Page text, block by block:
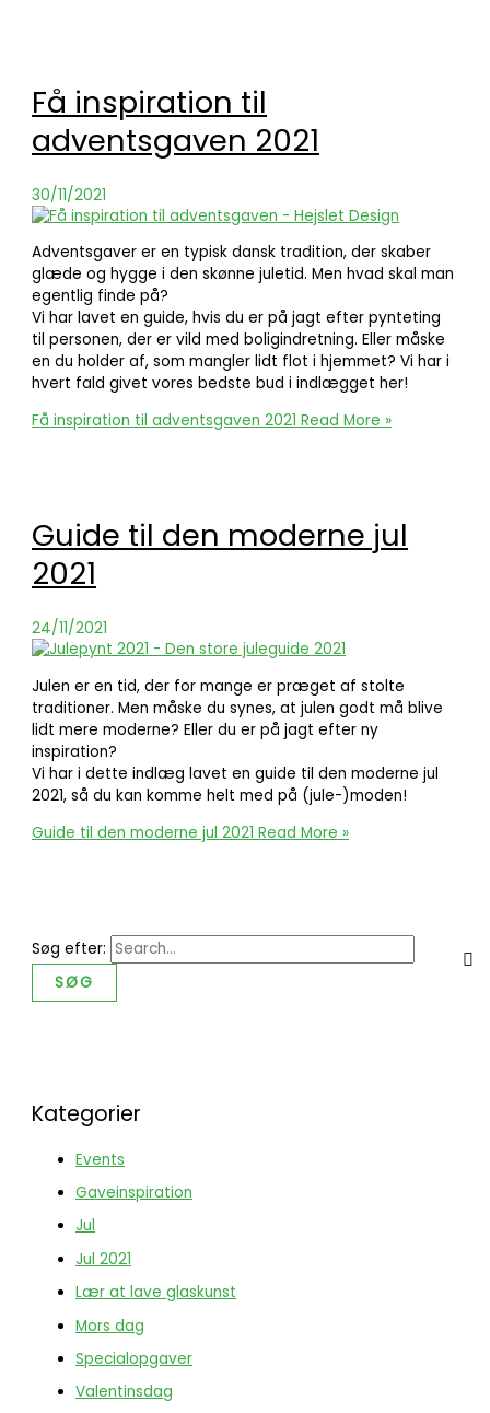
Få inspiration til
adventsgaven 2021
30/11/2021
Adventsgaver er en typisk dansk tradition, der skaber
glæde og hygge i den skønne juletid. Men hvad skal man
egentlig finde på?
Vi har lavet en guide, hvis du er på jagt efter pynteting
til personen, der er vild med boligindretning. Eller måske
en du holder af, som mangler lidt flot i hjemmet? Vi har i
hvert fald givet vores bedste bud i indlægget her!
Få inspiration til adventsgaven 2021 Read More »
Guide til den moderne jul
2021
24/11/2021
Julen er en tid, der for mange er præget af stolte
traditioner. Men måske du synes, at julen godt må blive
lidt mere moderne? Eller du er på jagt efter ny
inspiration?
Vi har i dette indlæg lavet en guide til den moderne jul
2021, så du kan komme helt med på (jule-)moden!
Guide til den moderne jul 2021 Read More »
Søg efter:
Kategorier
Events
Gaveinspiration
Jul
Jul 2021
Lær at lave glaskunst
Mors dag
Specialopgaver
Valentinsdag